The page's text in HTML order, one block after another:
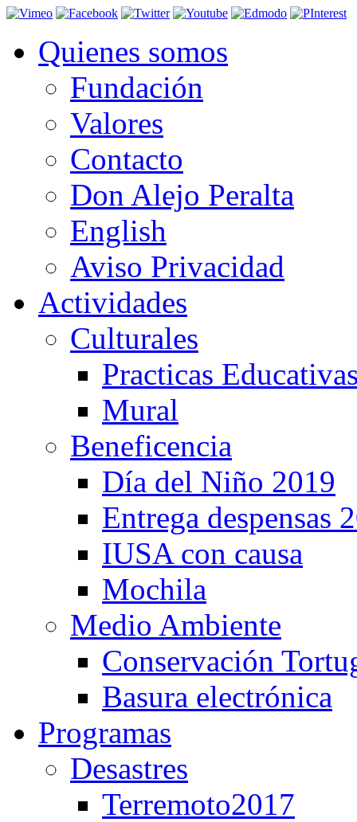
Quienes somos
Fundación
Valores
Contacto
Don Alejo Peralta
English
Aviso Privacidad
Actividades
Culturales
Practicas
Mural
Beneficencia
Día del Niño 2019
Entrega despensas
IUSA con causa
Mochila
Medio Ambiente
Conservación
Basura electrónica
Programas
Desastres
Terremoto2017